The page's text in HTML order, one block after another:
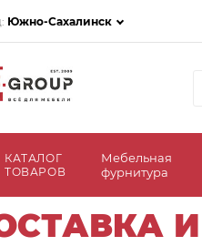
Южно-Сахалинск
КАТАЛОГ
ТОВАРОВ
Мебельная
фурнитура
И